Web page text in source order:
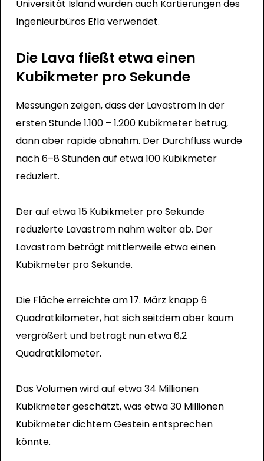
Universität Island wurden auch Kartierungen des
Ingenieurbüros Efla verwendet.
Die Lava fließt etwa einen
Kubikmeter pro Sekunde
Messungen zeigen, dass der Lavastrom in der
ersten Stunde 1.100 – 1.200 Kubikmeter betrug,
dann aber rapide abnahm. Der Durchfluss wurde
nach 6–8 Stunden auf etwa 100 Kubikmeter
reduziert.
Der auf etwa 15 Kubikmeter pro Sekunde
reduzierte Lavastrom nahm weiter ab. Der
Lavastrom beträgt mittlerweile etwa einen
Kubikmeter pro Sekunde.
Die Fläche erreichte am 17. März knapp 6
Quadratkilometer, hat sich seitdem aber kaum
vergrößert und beträgt nun etwa 6,2
Quadratkilometer.
Das Volumen wird auf etwa 34 Millionen
Kubikmeter geschätzt, was etwa 30 Millionen
Kubikmeter dichtem Gestein entsprechen
könnte.